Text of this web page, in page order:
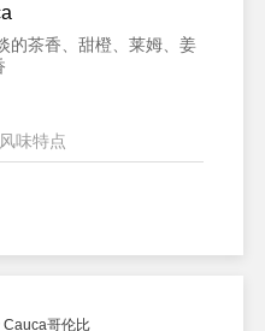
的茶香、甜橙、莱姆、姜
味特点